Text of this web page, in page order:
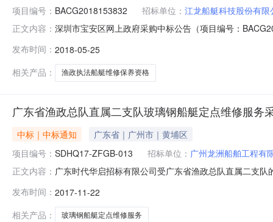
项目编号： BACG2018153832 招标单位： 江龙船艇科技股份有限
正文内容： 深圳市宝安区网上政府采购中标公告（项目编号：
区海监渔政执法船艇维修保养资格供应商招标11无中标
是0.00
发布时间： 2018-05-25
相关产品：
渔政执法船艇维修保养资格
广东省渔政总队直属二支队玻璃钢船艇定点维修服务
中标｜中标通知
广东省｜广州市｜黄埔区
项目编号： SDHQ17-ZFGB-013 招标单位： 广州龙洲船舶工程有
正文内容： 广东时代华启招标有限公司受广东省渔政总队直属二支
采购项目三、采购项目预算金额（元）：无四、采购方
门大桥西2：中标
发布时间： 2017-11-22
相关产品：
玻璃钢船艇定点维修服务